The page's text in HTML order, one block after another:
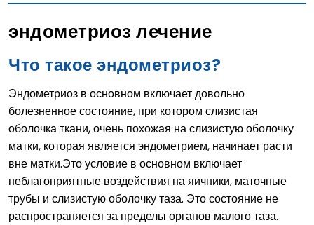
эндометриоз лечение
Что такое эндометриоз?
Эндометриоз в основном включает довольно
болезненное состояние, при котором слизистая
оболочка ткани, очень похожая на слизистую оболочку
матки, которая является эндометрием, начинает расти
вне матки.Это условие в основном включает
неблагоприятные воздействия на яичники, маточные
трубы и слизистую оболочку таза. Это состояние не
распространяется за пределы органов малого таза.